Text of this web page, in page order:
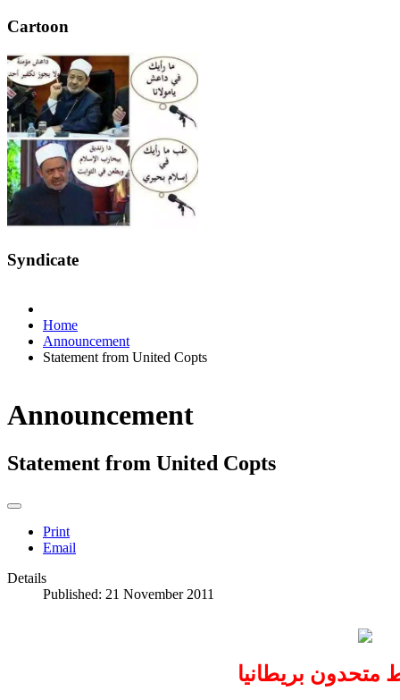
Cartoon
Syndicate
Home
Announcement
Statement from United Copts
Announcement
Statement from United Copts
Print
Email
Details
Published: 21 November 2011
متحدون بريطانيا